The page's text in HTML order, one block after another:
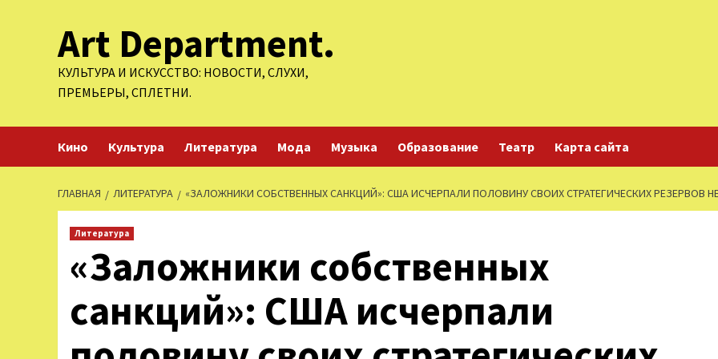
содержимомуArt Department.
КУЛЬТУРА И ИСКУССТВО: НОВОСТИ, СЛУХИ,
ПРЕМЬЕРЫ, СПЛЕТНИ.
Кино Культура Литература Мода Музыка Образование Театр Карта сайта
ГЛАВНАЯ ЛИТЕРАТУРА «ЗАЛОЖНИКИ СОБСТВЕННЫХ САНКЦИЙ»: США ИСЧЕРПАЛИ ПОЛОВИНУ СВОИХ СТРАТЕГИЧЕСКИХ РЕЗЕРВОВ
Литература
«Заложники собственных
санкций»: США исчерпали